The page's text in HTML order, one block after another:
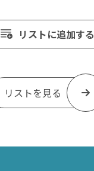
リストに追加する
リストを見る